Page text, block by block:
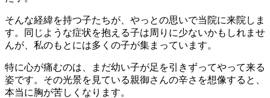
そんな経緯を持つ子たちが、やっとの思いで当院に来院しま
す。同じような症状を抱える子は周りに少ないかもしれませ
んが、私のもとには多くの子が集まっています。
特に心が痛むのは、まだ幼い子が足を引きずってやって来る
姿です。その光景を見ている親御さんの辛さを想像すると、
本当に胸が苦しくなります。